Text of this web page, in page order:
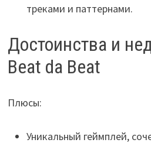
треками и паттернами.
Достоинства и
Beat da Beat
Плюсы:
Уникальный геймплей,